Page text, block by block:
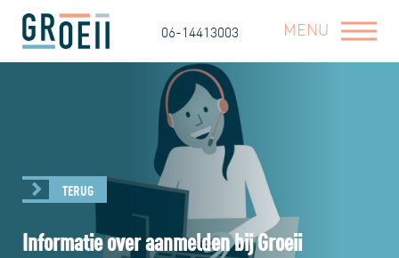
06-14413003 MENU
TERUG
Informatie over aanmelden bij Groeii